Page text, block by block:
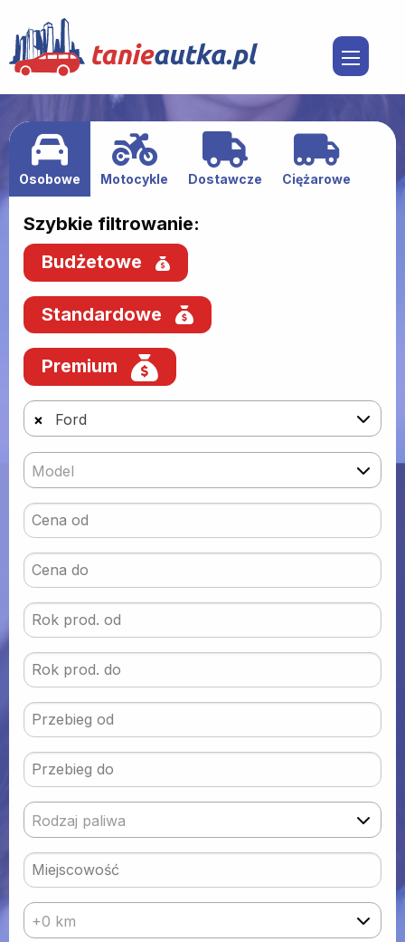
Osobowe Motocykle Dostawcze Ciężarowe
Szybkie filtrowanie:
Budżetowe
Standardowe
Premium
× Ford
Model
Rodzaj paliwa
+0 km